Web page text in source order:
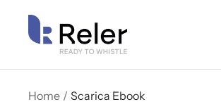
contenuto
PiattaformaWhistleblowing.it
Home Scarica Ebook